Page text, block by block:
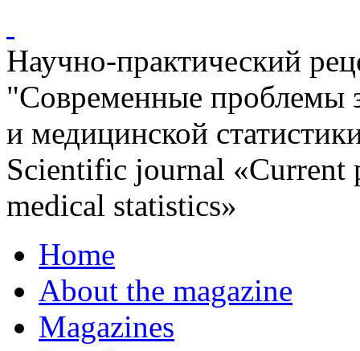
Научно-практический
"Современные проблемы
и медицинской
Scientific journal «Current
medical statistics»
Home
About the magazine
Magazines